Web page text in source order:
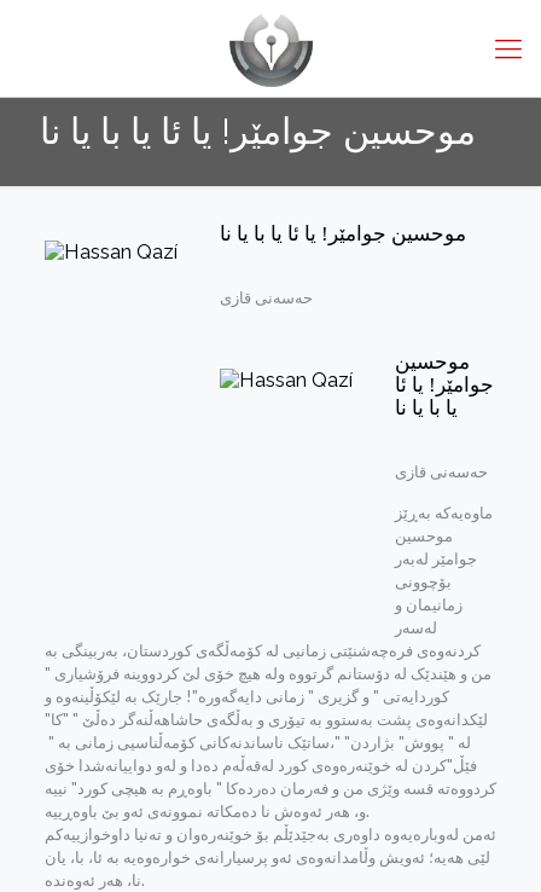
موحسین جوامێر! یا ئا یا با یا نا
موحسین جوامێر! یا ئا یا با یا نا
حه‌سه‌نی قازی
موحسین
جوامێر! یا ئا
یا با یا نا
حه‌سه‌نی قازی
ماوه‌یه‌که‌ به‌ڕێز
موحسین
جوامێر له‌به‌ر
بۆچوونی
زمانیمان و
له‌سه‌ر
کردنه‌وه‌ی فره‌چه‌شنێتی زمانیی له‌ کۆمه‌ڵگه‌ی کوردستان، به‌ربینگی به‌
من و هێندێک له‌ دۆستانم گرتووه‌ وله‌ هیچ خۆی لێ کردووینه‌ فرۆشیاری "
کوردایه‌تی " و گزیری " زمانی دایه‌گه‌وره‌"! جارێک به‌ لێکۆڵینه‌وه‌ و
لێکدانه‌وه‌ی پشت به‌ستوو به‌ تیۆری و به‌ڵگه‌ی حاشاهه‌ڵنه‌گر ده‌ڵێ " "کا"
له‌ " پووش" بژاردن" "،ساتێک ناساندنه‌کانی کۆمه‌ڵناسیی زمانی به‌ " ‌
فێڵ"کردن له‌ خوێنه‌ره‌وه‌ی کورد له‌قه‌ڵه‌م ده‌دا و له‌و دواییانه‌شدا خۆی
کردووه‌ته‌‌ قسه‌ وێژی من و فه‌رمان ده‌رده‌کا " باوه‌ڕم به‌ هیچی کورد" نییه‌
و، هه‌ر ئه‌وه‌ش نا ده‌مکاته‌ نموونه‌ی ئه‌و بێ باوه‌ڕییه‌.
ئه‌من له‌وباره‌یه‌وه‌ داوه‌ری به‌جێدێڵم بۆ خوێنه‌ره‌وان و ته‌نیا داوخوازییه‌کم
لێی هه‌یه‌؛ ئه‌ویش وڵامدانه‌وه‌ی ئه‌و پرسیارانه‌ی خواره‌وه‌یه‌ به‌ ئا، با، یان
نا، هه‌ر ئه‌وه‌نده‌.